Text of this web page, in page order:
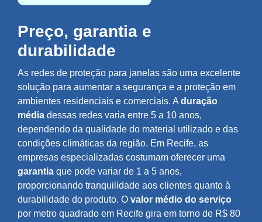
Preço, garantia e
durabilidade
As redes de proteção para janelas são uma excelente
solução para aumentar a segurança e a proteção em
ambientes residenciais e comerciais. A duração
média dessas redes varia entre 5 a 10 anos,
dependendo da qualidade do material utilizado e das
condições climáticas da região. Em Recife, as
empresas especializadas costumam oferecer uma
garantia que pode variar de 1 a 5 anos,
proporcionando tranquilidade aos clientes quanto à
durabilidade do produto. O valor médio do serviço
por metro quadrado em Recife gira em torno de R$ 80